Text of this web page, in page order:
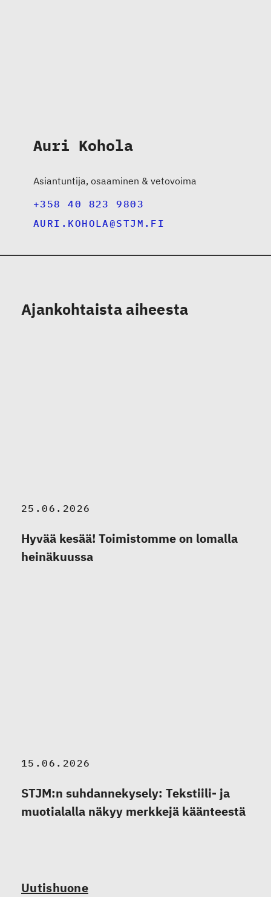
Auri Kohola
Asiantuntija, osaaminen & vetovoima
+358 40 823 9803
AURI.KOHOLA@STJM.FI
Ajankohtaista aiheesta
25.06.2026
Hyvää kesää! Toimistomme on lomalla
heinäkuussa
15.06.2026
STJM:n suhdannekysely: Tekstiili- ja
muotialalla näkyy merkkejä käänteestä
Uutishuone